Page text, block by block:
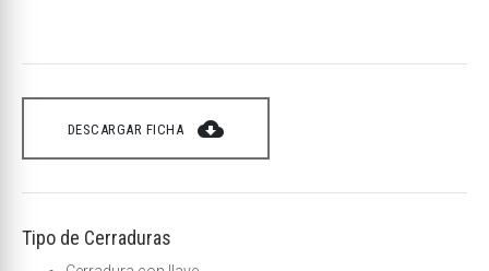
DESCARGAR FICHA cloud_download
Tipo de Cerraduras